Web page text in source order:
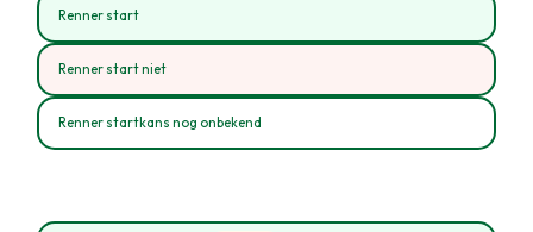
Renner start
Renner start niet
Renner startkans nog onbekend